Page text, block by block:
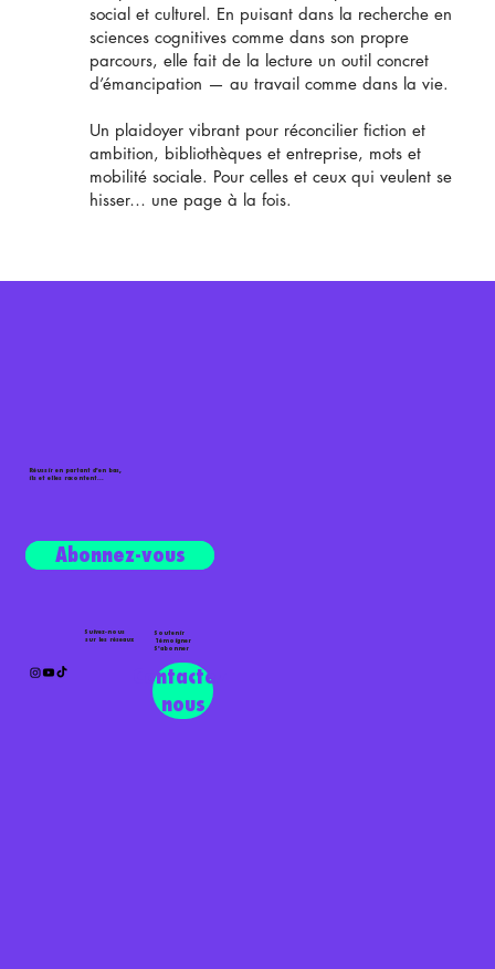
social et culturel. En puisant dans la recherche en
sciences cognitives comme dans son propre
parcours, elle fait de la lecture un outil concret
d’émancipation — au travail comme dans la vie.
Un plaidoyer vibrant pour réconcilier fiction et
ambition, bibliothèques et entreprise, mots et
mobilité sociale. Pour celles et ceux qui veulent se
hisser… une page à la fois.
Réussir en partant d'en bas,
ils et elles racontent...
Écouter le podcast
Abonnez-vous
Suivez-nous
sur les réseaux
Contactez-
nous
Soutenir
Témoigner
S'abonner